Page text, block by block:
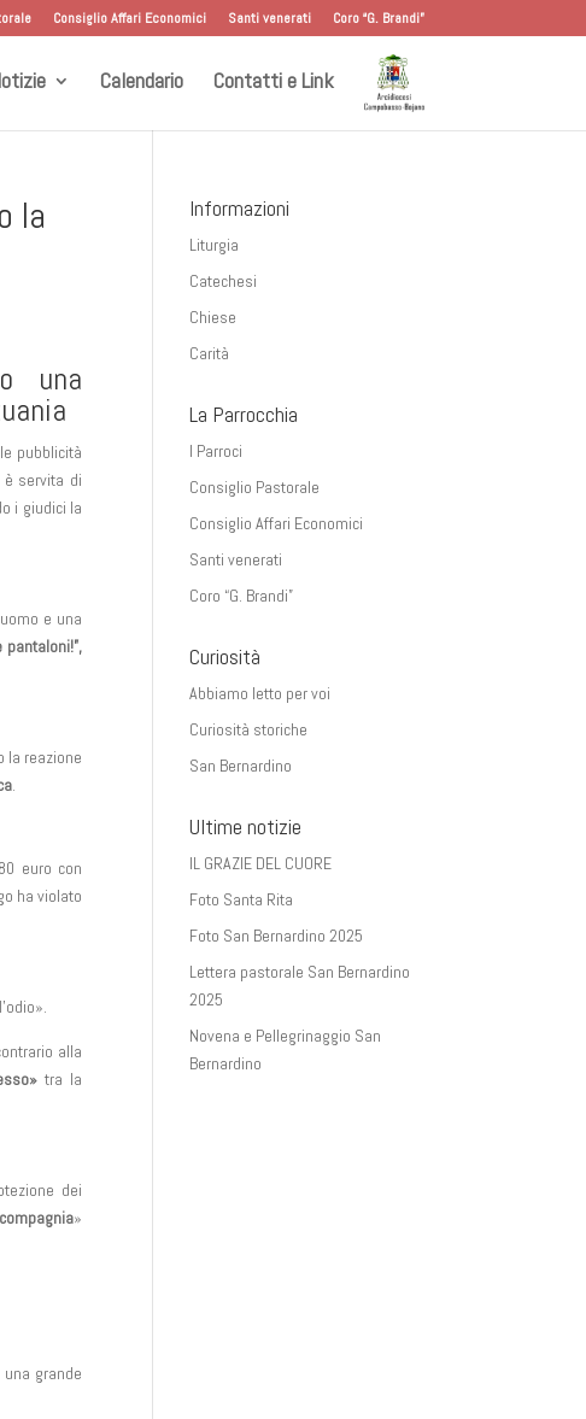
Consiglio Affari Economici Santi venerati Coro “G. Brandi”
Calendario Contatti e Link
la
una
pubblicità
servita di
i giudici la
e una
pantaloni!”,
la reazione
.
euro con
ha violato
alla
tra la
dei
»
grande
Informazioni
Liturgia
Catechesi
Chiese
Carità
La Parrocchia
I Parroci
Consiglio Pastorale
Consiglio Affari Economici
Santi venerati
Coro “G. Brandi”
Curiosità
Abbiamo letto per voi
Curiosità storiche
San Bernardino
Ultime notizie
IL GRAZIE DEL CUORE
Foto Santa Rita
Foto San Bernardino 2025
Lettera pastorale San Bernardino
2025
Novena e Pellegrinaggio San
Bernardino